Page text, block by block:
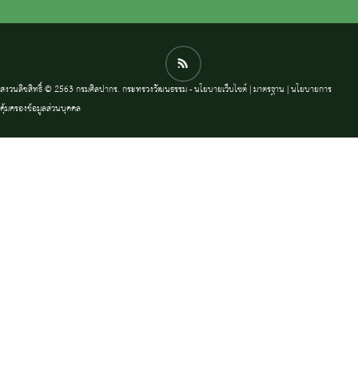
สงวนลิขสิทธิ์ © 2563 กรมศิลปากร. กระทรวงวัฒนธรรม -นโยบายเว็บไซต์|มาตรฐาน |นโยบายการ
คุ้มครองข้อมูลส่วนบุคคล